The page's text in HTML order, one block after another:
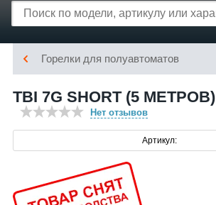
Горелки для полуавтоматов
TBI 7G SHORT (5 МЕТРОВ)
Нет отзывов
Артикул: